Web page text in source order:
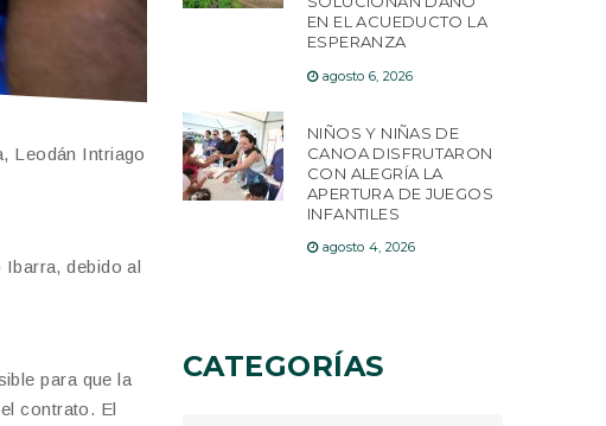
Leodán Intriago
debido al
para que la
contrato. El
EN EL ACUEDUCTO LA
ESPERANZA
agosto 6, 2026
NIÑOS Y NIÑAS DE
CANOA DISFRUTARON
CON ALEGRÍA LA
APERTURA DE JUEGOS
INFANTILES
agosto 4, 2026
CATEGORÍAS